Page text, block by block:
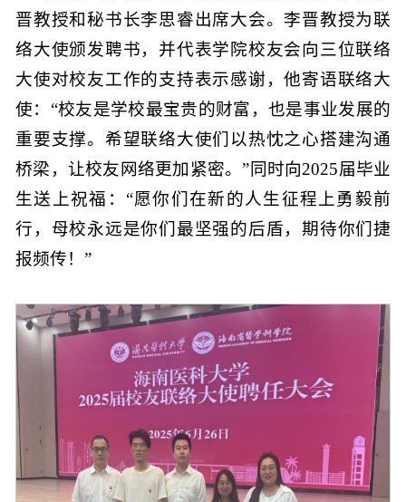
晋教授和秘书长李思睿出席大会。李晋教授为联
络大使颁发聘书，并代表学院校友会向三位联络
大使对校友工作的支持表示感谢，他寄语联络大
使：“校友是学校最宝贵的财富，也是事业发展的
重要支撑。希望联络大使们以热忱之心搭建沟通
桥梁，让校友网络更加紧密。”同时向2025届毕业
生送上祝福：“愿你们在新的人生征程上勇毅前
行，母校永远是你们最坚强的后盾，期待你们捷
报频传！”